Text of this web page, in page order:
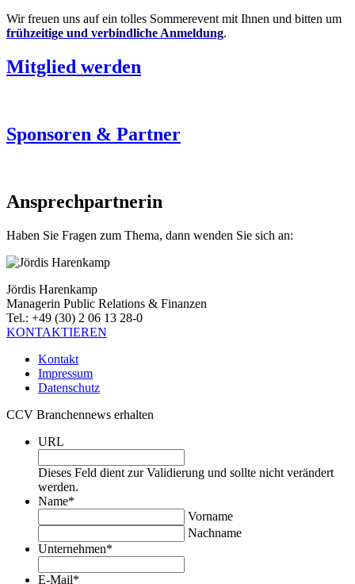
Wir freuen uns auf ein tolles Sommerevent mit Ihnen und bitten um
frühzeitige und verbindliche Anmeldung.
Mitglied werden
Sponsoren & Partner
Ansprechpartnerin
Haben Sie Fragen zum Thema, dann wenden Sie sich an:
Jördis Harenkamp
Managerin Public Relations & Finanzen
Tel.: +49 (30) 2 06 13 28-0
KONTAKTIEREN
Kontakt
Impressum
Datenschutz
CCV Branchennews erhalten
URL
Dieses Feld dient zur Validierung und sollte nicht verändert
werden.
Name*
Vorname
Nachname
Unternehmen*
E-Mail*